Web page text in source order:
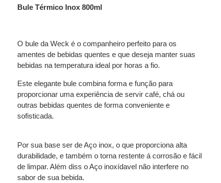
Bule Térmico Inox 800ml
O bule da Weck é o companheiro perfeito para os
amentes de bebidas quentes e que deseja manter suas
bebidas na temperatura ideal por horas a fio.
Este elegante bule combina forma e função para
proporcionar uma experiência de servir café, chá ou
outras bebidas quentes de forma conveniente e
sofisticada.
Por sua base ser de Aço inox, o que proporciona alta
durabilidade, e também o torna restente á corrosão e fácil
de limpar. Além diss o Aço inoxídavel não interfere no
sabor de sua bebida.